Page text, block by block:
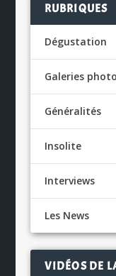
RUBRIQUES
Dégustation
Galeries
Généralités
Insolite
Interviews
Les News
VIDÉOS DE